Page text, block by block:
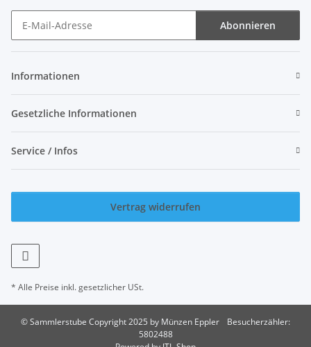
Abonnieren
Informationen
Gesetzliche Informationen
Service / Infos
Vertrag widerrufen
* Alle Preise inkl. gesetzlicher USt.
© Sammlerstube Copyright 2025 by Münzen Eppler
Besucherzähler:
5802488